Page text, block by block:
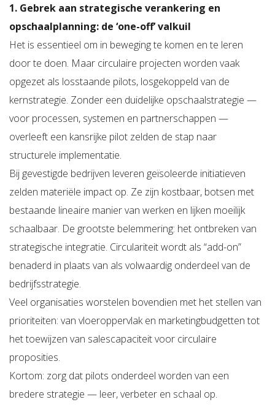
1. Gebrek aan strategische verankering en
opschaalplanning: de ‘one-off’ valkuil
Het is essentieel om in beweging te komen en te leren
door te doen. Maar circulaire projecten worden vaak
opgezet als losstaande pilots, losgekoppeld van de
kernstrategie. Zonder een duidelijke opschaalstrategie —
voor processen, systemen en partnerschappen —
overleeft een kansrijke pilot zelden de stap naar
structurele implementatie.
Bij gevestigde bedrijven leveren geïsoleerde initiatieven
zelden materiële impact op. Ze zijn kostbaar, botsen met
bestaande lineaire manier van werken en lijken moeilijk
schaalbaar. De grootste belemmering: het ontbreken van
strategische integratie. Circulariteit wordt als “add-on”
benaderd in plaats van als volwaardig onderdeel van de
bedrijfsstrategie.
Veel organisaties worstelen bovendien met het stellen van
prioriteiten: van vloeroppervlak en marketingbudgetten tot
het toewijzen van salescapaciteit voor circulaire
proposities.
Kortom: zorg dat pilots onderdeel worden van een
bredere strategie — leer, verbeter en schaal op.